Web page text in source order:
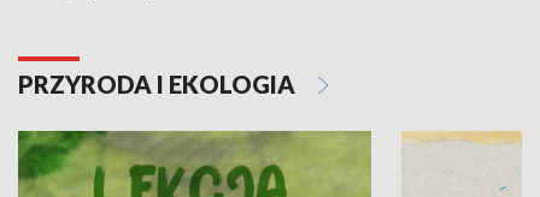
PRZYRODA I EKOLOGIA